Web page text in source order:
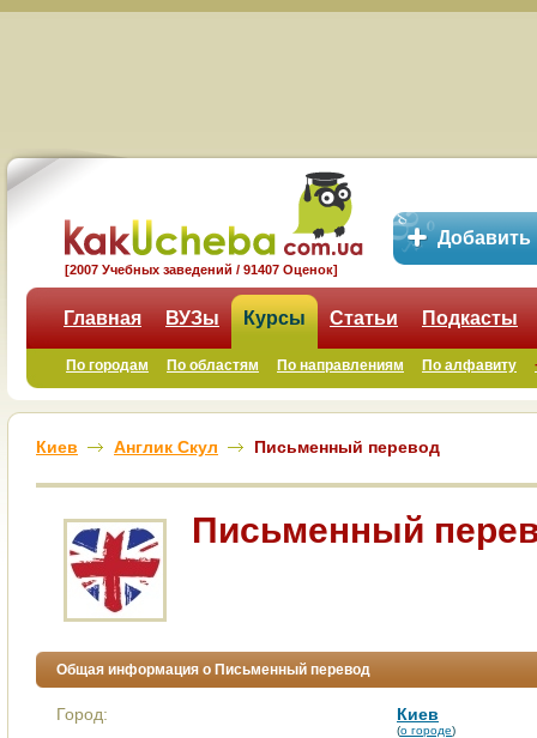
Добавить
[2007 Учебных заведений / 91407 Оценок]
Главная ВУЗы Курсы Статьи Подкасты
По городам По областям По направлениям По алфавиту
Киев Англик Скул Письменный перевод
Письменный
Общая информация о Письменный перевод
Город: Киев
(о городе)